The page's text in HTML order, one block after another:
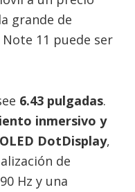
grande de
11 puede ser
6.43 pulgadas.
inmersivo y
DotDisplay,
de
Hz y una